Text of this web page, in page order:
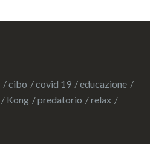
cibo covid 19
educazione
Kong predatorio relax